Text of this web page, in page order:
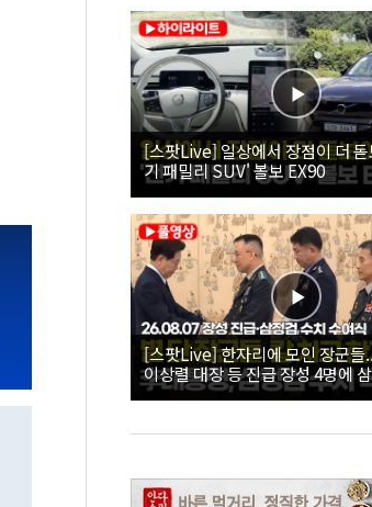
[스팟Live] 일상에서 장점이 더
기 패밀리 SUV' 볼보 EX90
[스팟Live] 한자리에 모인 장군들
이상렬 대장 등 진급 장성 4명에
직접 수여｜26.08.07 장성 진급·